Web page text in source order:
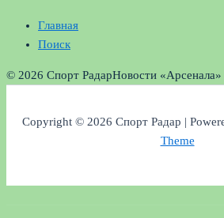
Главная
Поиск
© 2026 Спорт РадарНовости «Арсенала»
Copyright © 2026 Спорт Радар |
Theme